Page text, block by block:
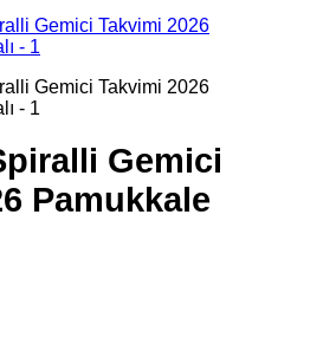
Gemici
Pamukkale